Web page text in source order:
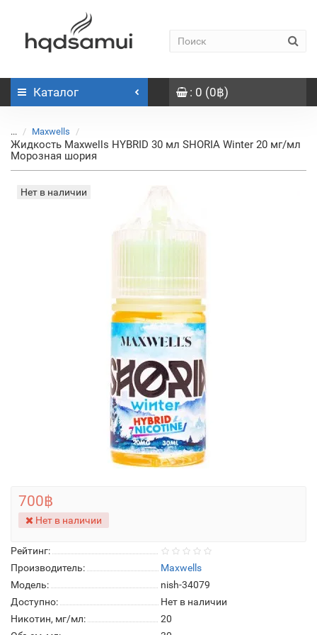
Каталог : 0 (0฿)
... Maxwells
Жидкость Maxwells HYBRID 30 мл SHORIA Winter 20 мг/мл
Морозная шория
Нет в наличии
Рейтинг:
Производитель:
Maxwells
Модель:
nish-34079
Доступно:
Нет в наличии
Никотин, мг/мл:
20
700฿
Нет в наличии